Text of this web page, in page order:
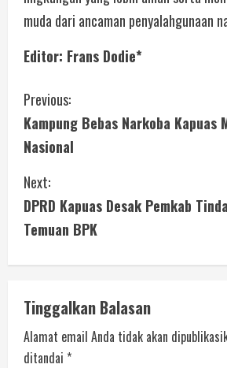
muda dari ancaman penyalahgunaan
Editor: Frans Dodie*
Previous:
Kampung Bebas Narkoba Kapuas
Nasional
Next:
DPRD Kapuas Desak Pemkab
Temuan BPK
Tinggalkan Balasan
Alamat email Anda tidak akan
ditandai *